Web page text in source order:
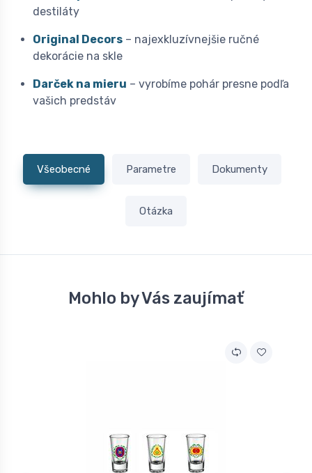
destiláty
Original Decors – najexkluzívnejšie ručné
dekorácie na skle
Darček na mieru – vyrobíme pohár presne podľa
vašich predstáv
Všeobecné Parametre Dokumenty
Otázka
Mohlo by Vás zaujímať